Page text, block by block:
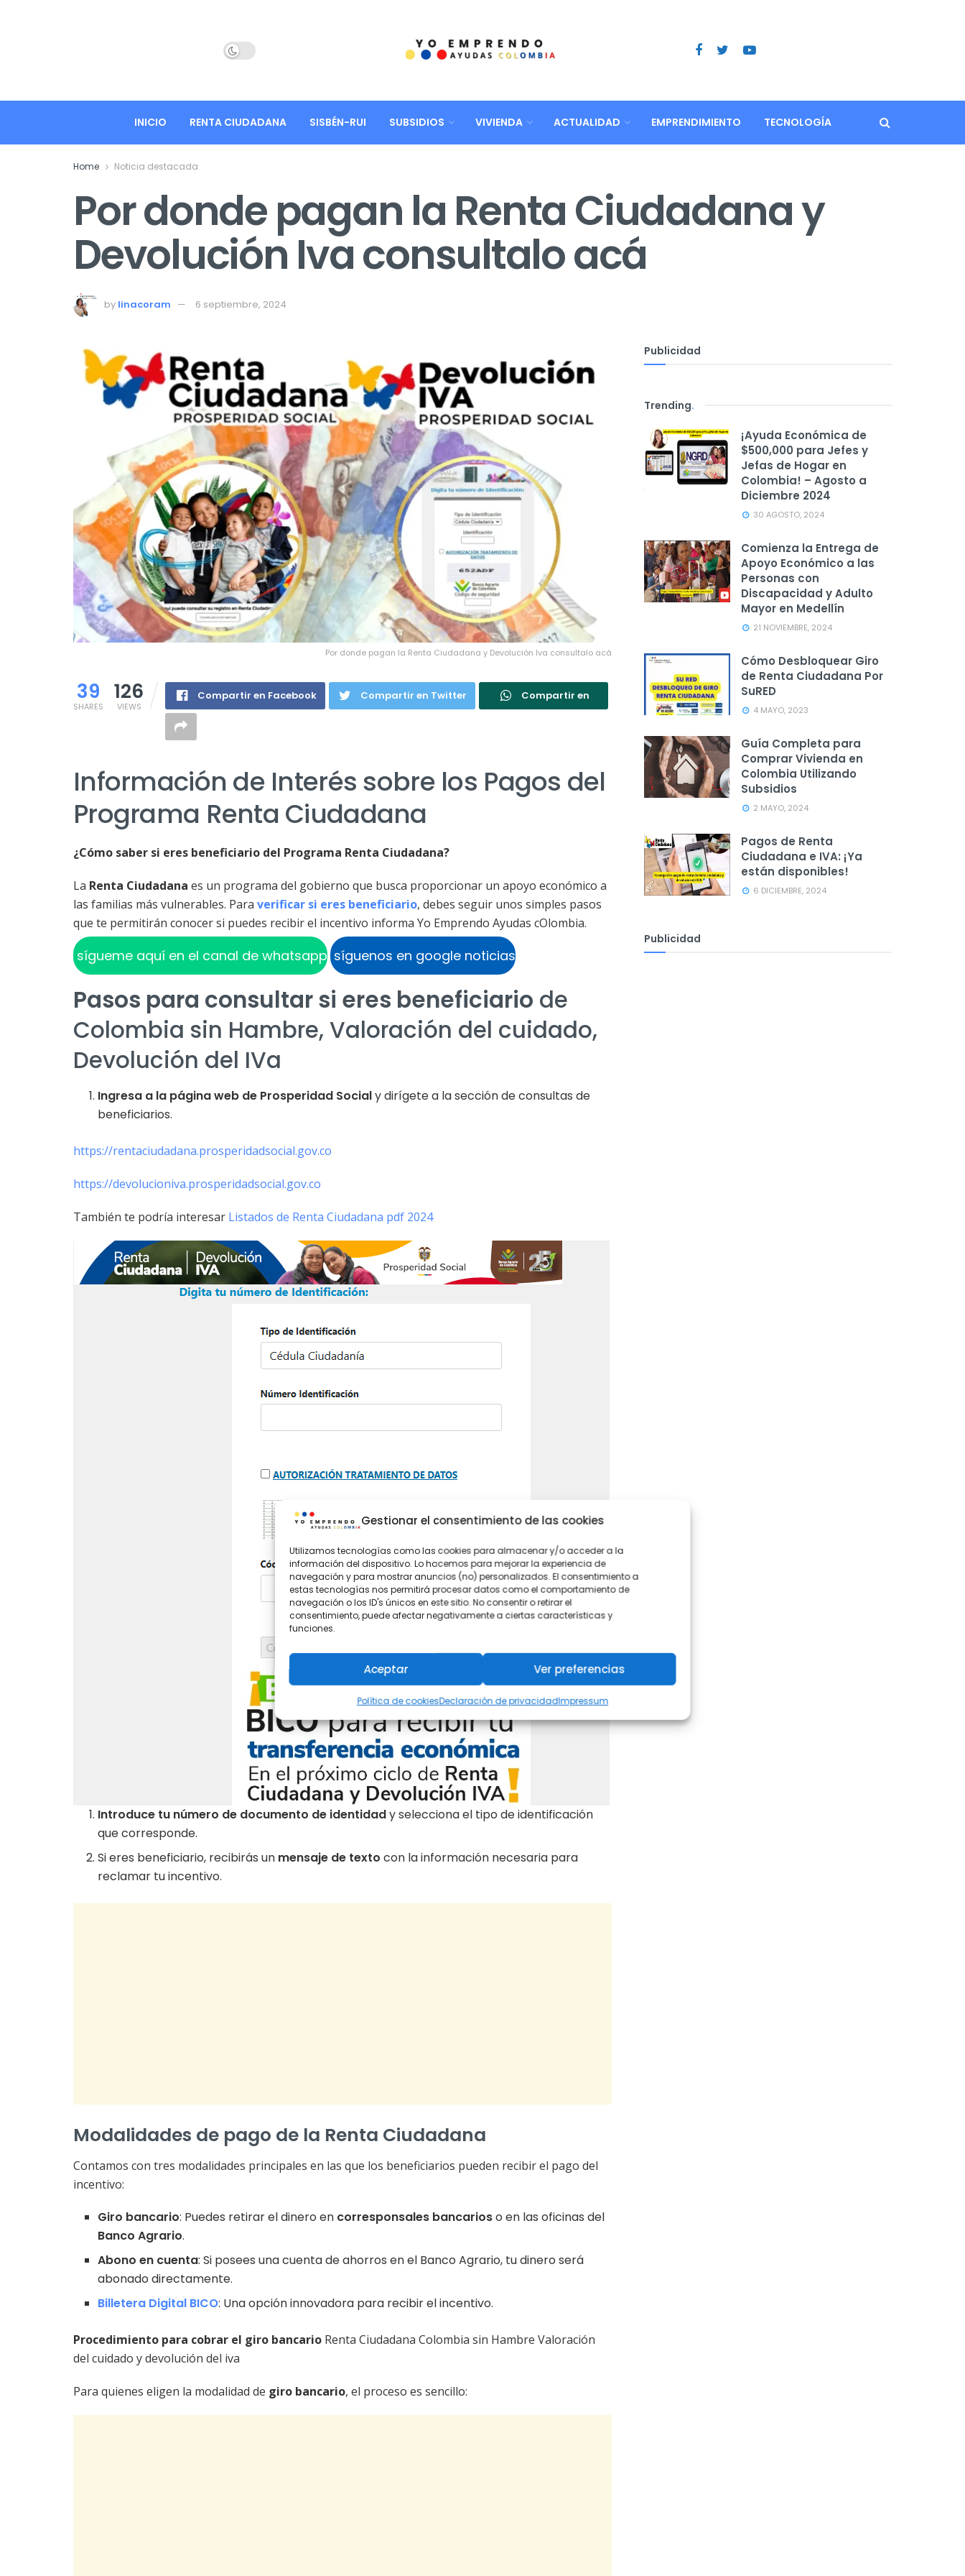
Gestionar el consentimiento de las cookies
Utilizamos tecnologías como las cookies para almacenar y/o acceder a la
información del dispositivo. Lo hacemos para mejorar la experiencia de
navegación y para mostrar anuncios (no) personalizados. El consentimiento a
estas tecnologías nos permitirá procesar datos como el comportamiento de
navegación o los ID's únicos en este sitio. No consentir o retirar el
consentimiento, puede afectar negativamente a ciertas características y
funciones.
Aceptar Ver preferencias
Política de cookiesDeclaración de privacidadImpressum
INICIO RENTA CIUDADANA SISBÉN-RUI SUBSIDIOS VIVIENDA ACTUALIDAD EMPRENDIMIENTO TECNOLOGÍA
Home Noticia destacada
Por donde pagan la Renta Ciudadana y
Devolución Iva consultalo acá
by linacoram 6 septiembre, 2024
Por donde pagan la Renta Ciudadana y Devolución Iva consultalo acá
39
SHARES
126
VIEWS
Compartir en Facebook Compartir en Twitter Compartir en
Información de Interés sobre los Pagos del
Programa Renta Ciudadana
¿Cómo saber si eres beneficiario del Programa Renta Ciudadana?
La Renta Ciudadana es un programa del gobierno que busca proporcionar un apoyo económico a
las familias más vulnerables. Para verificar si eres beneficiario, debes seguir unos simples pasos
que te permitirán conocer si puedes recibir el incentivo informa Yo Emprendo Ayudas cOlombia.
sígueme aquí en el canal de whatsappsíguenos en google noticias
Pasos para consultar si eres beneficiario de
Colombia sin Hambre, Valoración del cuidado,
Devolución del IVa
Ingresa a la página web de Prosperidad Socialy dirígete a la sección de consultas de
beneficiarios.
https://rentaciudadana.prosperidadsocial.gov.co
https://devolucioniva.prosperidadsocial.gov.co
También te podría interesar Listados de Renta Ciudadana pdf 2024
Introduce tu número de documento de identidady selecciona el tipo de identificación
que corresponde.
Si eres beneficiario, recibirás un mensaje de texto con la información necesaria para
reclamar tu incentivo.
Modalidades de pago de la Renta Ciudadana
Contamos con tres modalidades principales en las que los beneficiarios pueden recibir el pago del
incentivo:
Giro bancario: Puedes retirar el dinero en corresponsales bancarioso en las oficinas del
Banco Agrario.
Abono en cuenta: Si posees una cuenta de ahorros en el Banco Agrario, tu dinero será
abonado directamente.
Billetera Digital BICO: Una opción innovadora para recibir el incentivo.
Procedimiento para cobrar el giro bancario Renta Ciudadana Colombia sin Hambre Valoración
del cuidado y devolución del iva
Para quienes eligen la modalidad de giro bancario, el proceso es sencillo:
Publicidad
Trending.
¡Ayuda Económica de
$500,000 para Jefes y
Jefas de Hogar en
Colombia! – Agosto a
Diciembre 2024
30 AGOSTO, 2024
Comienza la Entrega de
Apoyo Económico a las
Personas con
Discapacidad y Adulto
Mayor en Medellín
21 NOVIEMBRE, 2024
Cómo Desbloquear Giro
de Renta Ciudadana Por
SuRED
4 MAYO, 2023
Guía Completa para
Comprar Vivienda en
Colombia Utilizando
Subsidios
2 MAYO, 2024
Pagos de Renta
Ciudadana e IVA: ¡Ya
están disponibles!
6 DICIEMBRE, 2024
Publicidad